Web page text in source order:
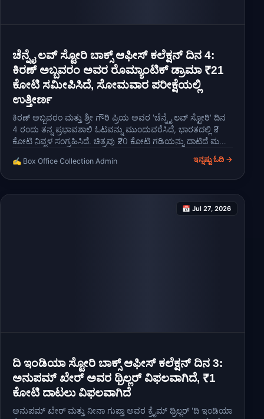
ಚೆನ್ನೈ ಲವ್ ಸ್ಟೋರಿ ಬಾಕ್ಸ್ ಆಫೀಸ್ ಕಲೆಕ್ಷನ್ ದಿನ 4:
ಕಿರಣ್ ಅಬ್ಬವರಂ ಅವರ ರೊಮ್ಯಾಂಟಿಕ್ ಡ್ರಾಮಾ ₹21
ಕೋಟಿ ಸಮೀಪಿಸಿದೆ, ಸೋಮವಾರ ಪರೀಕ್ಷೆಯಲ್ಲಿ
ಉತ್ತೀರ್ಣ
ಕಿರಣ್ ಅಬ್ಬವರಂ ಮತ್ತು ಶ್ರೀ ಗೌರಿ ಪ್ರಿಯ ಅವರ 'ಚೆನ್ನೈ ಲವ್ ಸ್ಟೋರಿ' ದಿನ
4 ರಂದು ತನ್ನ ಪ್ರಭಾವಶಾಲಿ ಓಟವನ್ನು ಮುಂದುವರೆಸಿದೆ, ಭಾರತದಲ್ಲಿ ₹3
ಕೋಟಿ ನಿವ್ವಳ ಸಂಗ್ರಹಿಸಿದೆ. ಚಿತ್ರವು ₹20 ಕೋಟಿ ಗಡಿಯನ್ನು ದಾಟಿದೆ ಮತ್ತು
ಕಿರಣ್ ಅಬ್ಬವರಂ ಅವರ ಅತಿ ಹೆಚ್ಚು ಗಳಿಕೆಯ ಚಿತ್ರವಾಗುವ ಹಾದಿಯಲ್ಲಿದೆ.
✍️ Box Office Collection Admin ಇನ್ನಷ್ಟು ಓದಿ →
📅 Jul 27, 2026
ದಿ ಇಂಡಿಯಾ ಸ್ಟೋರಿ ಬಾಕ್ಸ್ ಆಫೀಸ್ ಕಲೆಕ್ಷನ್ ದಿನ 3:
ಅನುಪಮ್ ಖೇರ್ ಅವರ ಥ್ರಿಲ್ಲರ್ ವಿಫಲವಾಗಿದೆ, ₹1
ಕೋಟಿ ದಾಟಲು ವಿಫಲವಾಗಿದೆ
ಅನುಪಮ್ ಖೇರ್ ಮತ್ತು ನೀನಾ ಗುಪ್ತಾ ಅವರ ಕ್ರೈಮ್ ಥ್ರಿಲ್ಲರ್ 'ದಿ ಇಂಡಿಯಾ